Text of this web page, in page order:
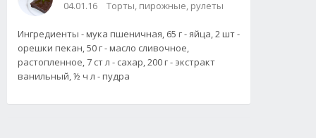
04.01.16 Торты, пирожные, рулеты
Ингредиенты - мука пшеничная, 65 г - яйца, 2 шт -
орешки пекан, 50 г - масло сливочное,
растопленное, 7 ст л - сахар, 200 г - экстракт
ванильный, ½ ч л - пудра